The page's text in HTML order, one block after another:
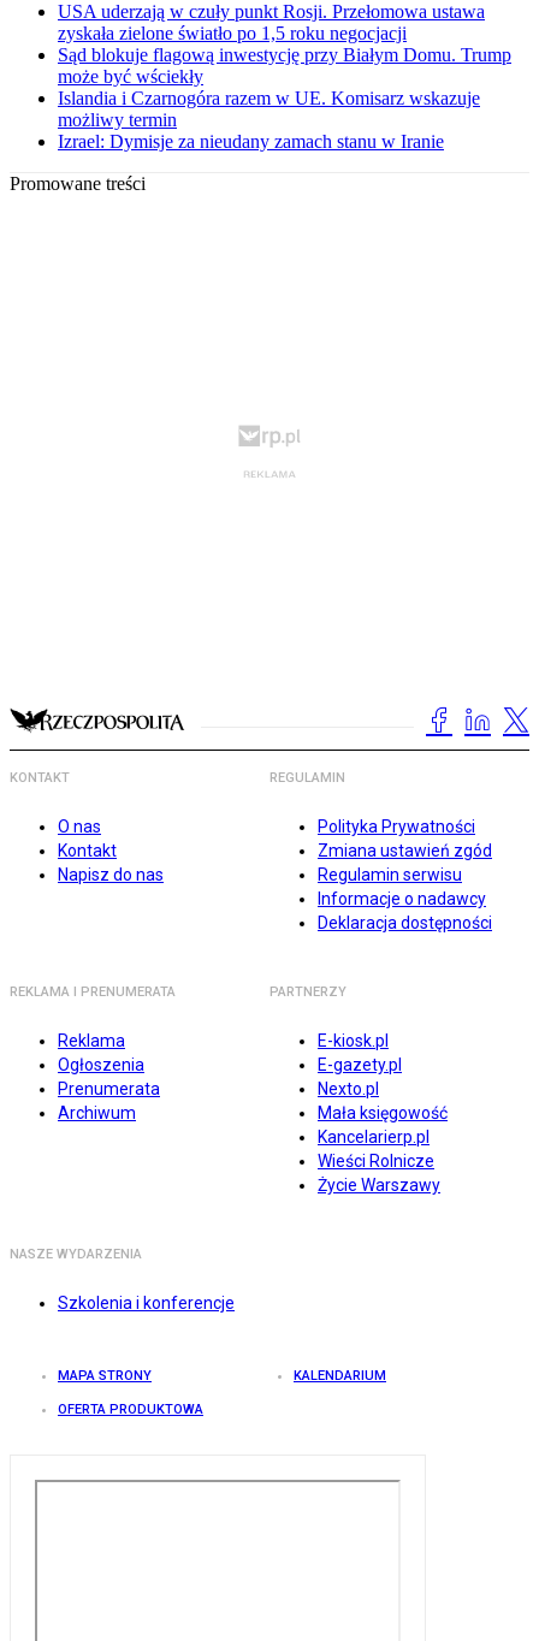
USA uderzają w czuły punkt Rosji. Przełomowa ustawa
zyskała zielone światło po 1,5 roku negocjacji
Sąd blokuje flagową inwestycję przy Białym Domu. Trump
może być wściekły
Islandia i Czarnogóra razem w UE. Komisarz wskazuje
możliwy termin
Izrael: Dymisje za nieudany zamach stanu w Iranie
Promowane treści
KONTAKT
O nas
Kontakt
Napisz do nas
REGULAMIN
Polityka Prywatności
Zmiana ustawień zgód
Regulamin serwisu
Informacje o nadawcy
Deklaracja dostępności
REKLAMA I PRENUMERATA
Reklama
Ogłoszenia
Prenumerata
Archiwum
PARTNERZY
E-kiosk.pl
E-gazety.pl
Nexto.pl
Mała księgowość
Kancelarierp.pl
Wieści Rolnicze
Życie Warszawy
NASZE WYDARZENIA
Szkolenia i konferencje
MAPA STRONY KALENDARIUM
OFERTA PRODUKTOWA